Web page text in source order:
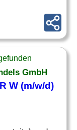
GmbH
W (m/w/d)